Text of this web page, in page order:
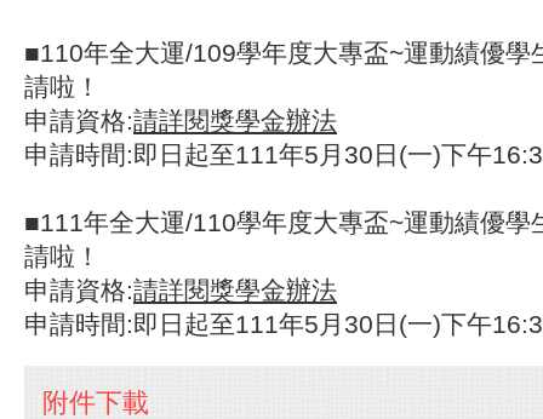
■110年全大運/109學年度大專盃~運動績優學
請啦！
申請資格:請詳閱獎學金辦法
申請時間:即日起至111年5月30日(一)下午
■111年全大運/110學年度大專盃~運動績優學
請啦！
申請資格:請詳閱獎學金辦法
申請時間:即日起至111年5月30日(一)下午
附件下載